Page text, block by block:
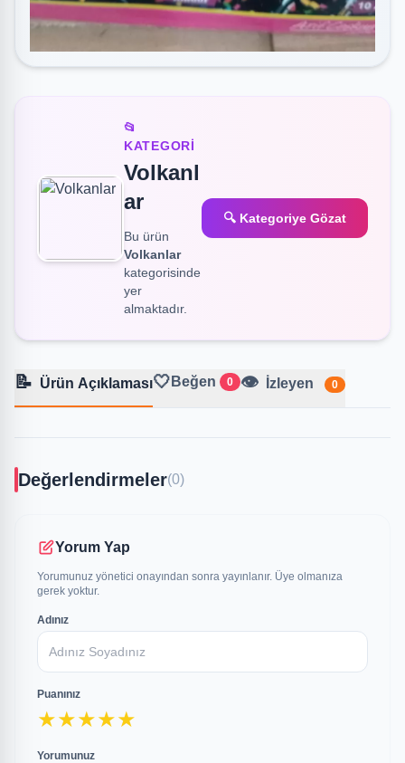
📂
KATEGORI
Volkanl
ar
Bu ürün
Volkanlar
kategorisinde
yer
almaktadır.
🔍 Kategoriye Gözat
📝 Ürün Açıklaması🤍 Beğen 0 👁️ İzleyen 0
Değerlendirmeler(0)
Yorum Yap
Yorumunuz yönetici onayından sonra yayınlanır. Üye olmanıza
gerek yoktur.
Adınız
Puanınız
★★★★★
Yorumunuz